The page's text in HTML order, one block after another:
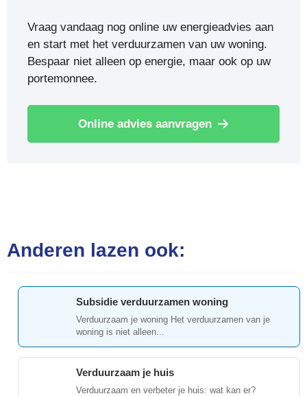
Vraag vandaag nog online uw energieadvies aan
en start met het verduurzamen van uw woning.
Bespaar niet alleen op energie, maar ook op uw
portemonnee.
Online advies aanvragen
Anderen lazen ook:
Subsidie verduurzamen woning
Verduurzaam je woning Het verduurzamen van je
woning is niet alleen...
Verduurzaam je huis
Verduurzaam en verbeter je huis: wat kan er?